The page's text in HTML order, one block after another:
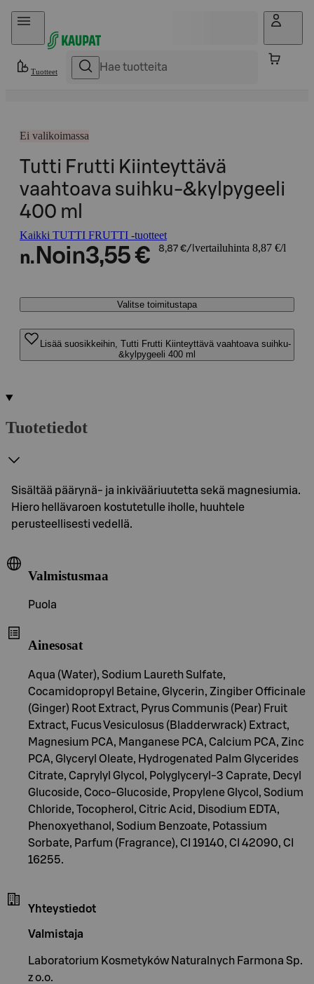
Hyppää sisältöön
Tuotteet
Ei valikoimassa
Tutti Frutti Kiinteyttävä
vaahtoava suihku-&kylpygeeli
400 ml
Kaikki TUTTI FRUTTI -tuotteet
n. Noin3,55 € 8,87 €/l vertailuhinta 8,87 €/l
Valitse toimitustapa
Lisää suosikkeihin, Tutti Frutti Kiinteyttävä vaahtoava suihku-
&kylpygeeli 400 ml
Tuotetiedot
Sisältää päärynä- ja inkivääriuutetta sekä magnesiumia.
Hiero hellävaroen kostutetulle iholle, huuhtele
perusteellisesti vedellä.
Valmistusmaa
Puola
Ainesosat
Aqua (Water), Sodium Laureth Sulfate,
Cocamidopropyl Betaine, Glycerin, Zingiber Officinale
(Ginger) Root Extract, Pyrus Communis (Pear) Fruit
Extract, Fucus Vesiculosus (Bladderwrack) Extract,
Magnesium PCA, Manganese PCA, Calcium PCA, Zinc
PCA, Glyceryl Oleate, Hydrogenated Palm Glycerides
Citrate, Caprylyl Glycol, Polyglyceryl-3 Caprate, Decyl
Glucoside, Coco-Glucoside, Propylene Glycol, Sodium
Chloride, Tocopherol, Citric Acid, Disodium EDTA,
Phenoxyethanol, Sodium Benzoate, Potassium
Sorbate, Parfum (Fragrance), CI 19140, CI 42090, CI
16255.
Yhteystiedot
Valmistaja
Laboratorium Kosmetyków Naturalnych Farmona Sp.
z o.o.